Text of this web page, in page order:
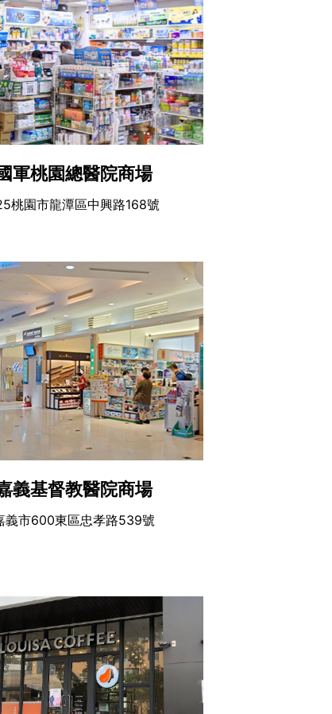
軍桃園總醫院商場
桃園市龍潭區中興路168號
義基督教醫院商場
義市600東區忠孝路539號